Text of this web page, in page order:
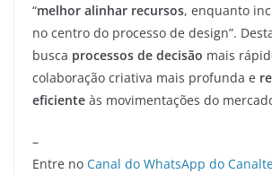
“melhor alinhar recursos, enquanto
no centro do processo de design”.
busca processos de decisão mais
colaboração criativa mais profunda e
eficiente às movimentações do
–
Entre no Canal do WhatsApp do